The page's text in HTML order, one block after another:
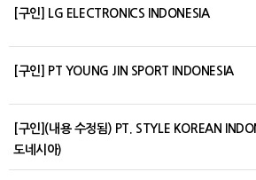
[구인] LG ELECTRONICS INDONESIA
[구인] PT YOUNG JIN SPORT INDONESIA
[구인](내용 수정됨) PT. STYLE KOREAN
도네시아)